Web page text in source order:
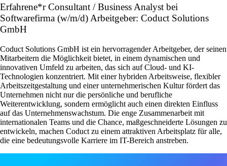
Erfahrene*r Consultant / Business Analyst bei
Softwarefirma (w/m/d) Arbeitgeber: Coduct Solutions
GmbH
Coduct Solutions GmbH ist ein hervorragender Arbeitgeber, der seinen
Mitarbeitern die Möglichkeit bietet, in einem dynamischen und
innovativen Umfeld zu arbeiten, das sich auf Cloud- und KI-
Technologien konzentriert. Mit einer hybriden Arbeitsweise, flexibler
Arbeitszeitgestaltung und einer unternehmerischen Kultur fördert das
Unternehmen nicht nur die persönliche und berufliche
Weiterentwicklung, sondern ermöglicht auch einen direkten Einfluss
auf das Unternehmenswachstum. Die enge Zusammenarbeit mit
internationalen Teams und die Chance, maßgeschneiderte Lösungen zu
entwickeln, machen Coduct zu einem attraktiven Arbeitsplatz für alle,
die eine bedeutungsvolle Karriere im IT-Bereich anstreben.